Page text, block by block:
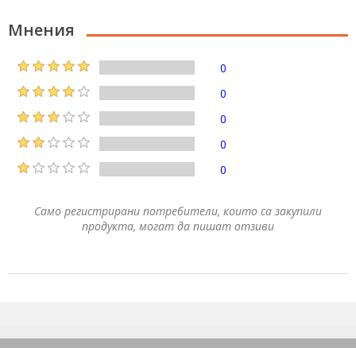
Мнения
0
0
0
0
0
Само регистрирани потребители, които са закупили
продукта, могат да пишат отзиви